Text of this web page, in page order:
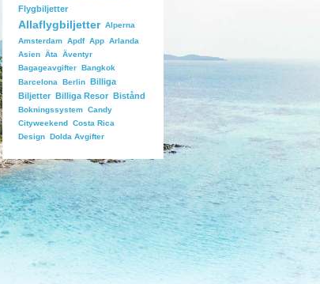
Flygbiljetter
Allaflygbiljetter Alperna
Amsterdam Apdf App Arlanda
Asien Äta
Äventyr
Bagageavgifter Bangkok
Barcelona
Berlin Billiga
Biljetter Billiga Resor Bistånd
Bokningssystem Candy
Cityweekend Costa Rica
Design Dolda Avgifter